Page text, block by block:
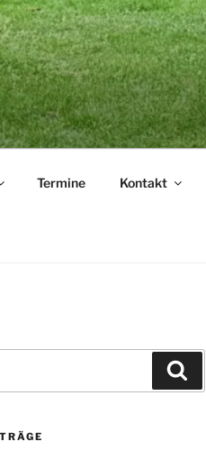
Termine Kontakt